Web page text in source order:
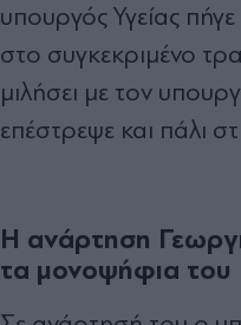
υπουργός Υγείας πήγε
στο συγκεκριμένο
μιλήσει με τον
επέστρεψε και πάλι
Η ανάρτηση
τα μονοψήφια